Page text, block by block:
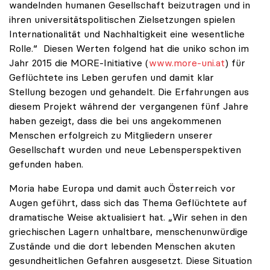
wandelnden humanen Gesellschaft beizutragen und in
ihren universitätspolitischen Zielsetzungen spielen
Internationalität und Nachhaltigkeit eine wesentliche
Rolle.“ Diesen Werten folgend hat die uniko schon im
Jahr 2015 die MORE-Initiative (www.more-uni.at) für
Geflüchtete ins Leben gerufen und damit klar
Stellung bezogen und gehandelt. Die Erfahrungen aus
diesem Projekt während der vergangenen fünf Jahre
haben gezeigt, dass die bei uns angekommenen
Menschen erfolgreich zu Mitgliedern unserer
Gesellschaft wurden und neue Lebensperspektiven
gefunden haben.
Moria habe Europa und damit auch Österreich vor
Augen geführt, dass sich das Thema Geflüchtete auf
dramatische Weise aktualisiert hat. „Wir sehen in den
griechischen Lagern unhaltbare, menschenunwürdige
Zustände und die dort lebenden Menschen akuten
gesundheitlichen Gefahren ausgesetzt. Diese Situation